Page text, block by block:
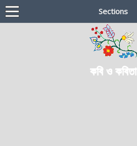
Sections
কবি ও কবিতা